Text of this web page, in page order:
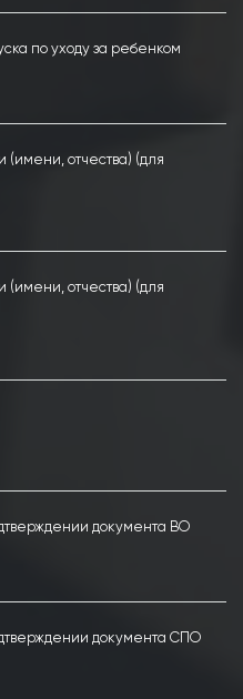
по уходу за ребенком
отчества) (для
отчества) (для
документа ВО
документа СПО